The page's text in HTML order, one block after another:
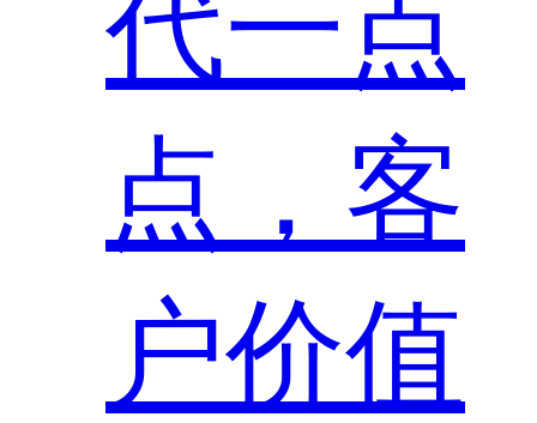
代一点
点，客
户价值